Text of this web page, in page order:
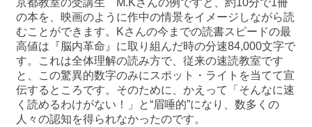
の本を、映画のように作中の情景をイメージしながら読
むことができます。Kさんの今までの読書スピードの最
高値は『脳内革命』に取り組んだ時の分速84,000文字で
す。これは全体理解の読み方で、従来の速読教室です
と、この驚異的数字のみにスポット・ライトを当てて宣
伝するところです。そのために、かえって「そんなに速
く読めるわけがない！」と“眉唾的”になり、数多くの
人々の認知を得られなかったのです。